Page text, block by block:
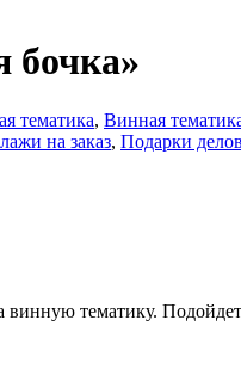
бочка»
тематика, Винная
на заказ, Подарки
винную тематику.